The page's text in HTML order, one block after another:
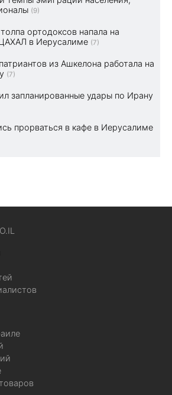
(9)
ортодоксов напала на
в Иерусалиме (7)
из Ашкелона работала на
(7)
запланированные удары по Ирану
прорваться в кафе в Иерусалиме